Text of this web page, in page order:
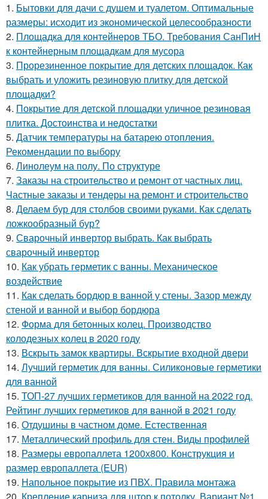
1. Бытовки для дачи с душем и туалетом. Оптимальные
размеры: исходит из экономической целесообразности
2. Площадка для контейнеров ТБО. Требования СанПиН
к контейнерным площадкам для мусора
3. Прорезиненное покрытие для детских площадок. Как
выбрать и уложить резиновую плитку для детской
площадки?
4. Покрытие для детской площадки уличное резиновая
плитка. Достоинства и недостатки
5. Датчик температуры на батарею отопления.
Рекомендации по выбору
6. Линолеум на полу. По структуре
7. Заказы на строительство и ремонт от частных лиц.
Частные заказы и тендеры на ремонт и строительство
8. Делаем бур для столбов своими руками. Как сделать
ложкообразный бур?
9. Сварочный инвертор выбрать. Как выбрать
сварочный инвертор
10. Как убрать герметик с ванны. Механическое
воздействие
11. Как сделать бордюр в ванной у стены. Зазор между
стеной и ванной и выбор бордюра
12. Форма для бетонных колец. Производство
колодезных колец в 2020 году
13. Вскрыть замок квартиры. Вскрытие входной двери
14. Лучший герметик для ванны. Силиконовые герметики
для ванной
15. ТОП-27 лучших герметиков для ванной на 2022 год.
Рейтинг лучших герметиков для ванной в 2021 году
16. Отдушины в частном доме. Естественная
17. Металлический профиль для стен. Виды профилей
18. Размеры европаллета 1200х800. Конструкция и
размер европаллета (EUR)
19. Напольное покрытие из ПВХ. Правила монтажа